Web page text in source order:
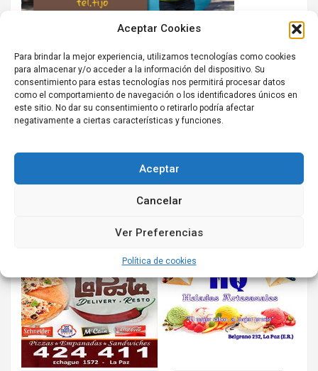
Aceptar Cookies
Para brindar la mejor experiencia, utilizamos tecnologías como cookies
para almacenar y/o acceder a la información del dispositivo. Su
consentimiento para estas tecnologías nos permitirá procesar datos
como el comportamiento de navegación o los identificadores únicos en
este sitio. No dar su consentimiento o retirarlo podría afectar
negativamente a ciertas características y funciones.
Aceptar
Cancelar
Ver Preferencias
Política de cookies